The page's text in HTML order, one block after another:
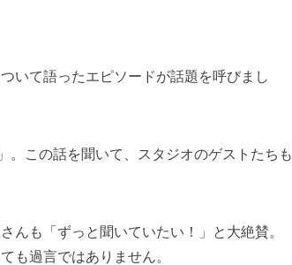
いて語ったエピソードが話題を呼びまし
この話を聞いて、スタジオのゲストたちも
も「ずっと聞いていたい！」と大絶賛。
も過言ではありません。